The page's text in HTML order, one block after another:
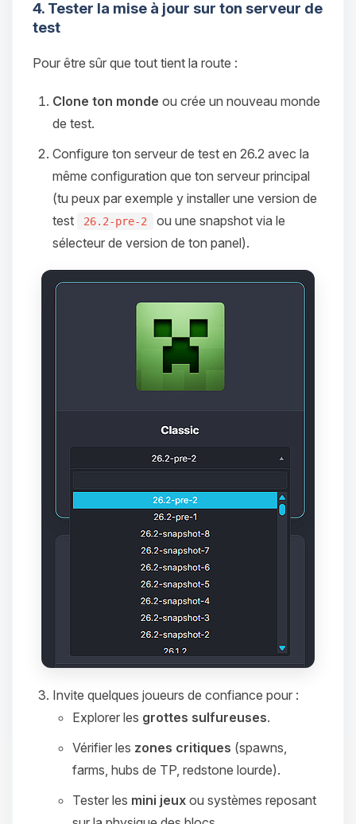
4. Tester la mise à jour sur ton serveur de
test
Pour être sûr que tout tient la route :
Clone ton monde ou crée un nouveau monde
de test.
Configure ton serveur de test en 26.2 avec la
même configuration que ton serveur principal
(tu peux par exemple y installer une version de
test
26.2-pre-2
ou une snapshot via le
sélecteur de version de ton panel).
Invite quelques joueurs de confiance pour :
Explorer les grottes sulfureuses.
Vérifier les zones critiques (spawns,
farms, hubs de TP, redstone lourde).
Tester les mini jeux ou systèmes reposant
parler ! Moi c’est Choupy, ton petit
assistant BoxToPlay. Dis-moi ce dont
tu as besoin et je vais remuer mes
petits circuits pour t’aider.